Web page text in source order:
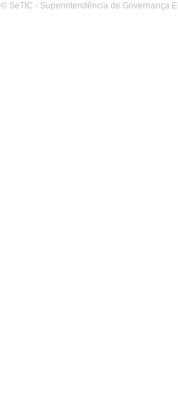
© SeTIC - Superintendência de Governança